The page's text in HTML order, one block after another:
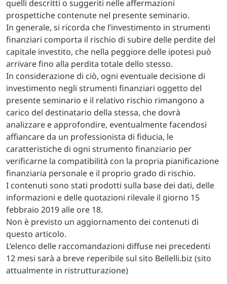
quelli descritti o suggeriti nelle affermazioni
prospettiche contenute nel presente seminario.
In generale, si ricorda che l’investimento in strumenti
finanziari comporta il rischio di subire delle perdite del
capitale investito, che nella peggiore delle ipotesi può
arrivare fino alla perdita totale dello stesso.
In considerazione di ciò, ogni eventuale decisione di
investimento negli strumenti finanziari oggetto del
presente seminario e il relativo rischio rimangono a
carico del destinatario della stessa, che dovrà
analizzare e approfondire, eventualmente facendosi
affiancare da un professionista di fiducia, le
caratteristiche di ogni strumento finanziario per
verificarne la compatibilità con la propria pianificazione
finanziaria personale e il proprio grado di rischio.
I contenuti sono stati prodotti sulla base dei dati, delle
informazioni e delle quotazioni rilevale il giorno 15
febbraio 2019 alle ore 18.
Non è previsto un aggiornamento dei contenuti di
questo articolo.
L’elenco delle raccomandazioni diffuse nei precedenti
12 mesi sarà a breve reperibile sul sito Bellelli.biz (sito
attualmente in ristrutturazione)